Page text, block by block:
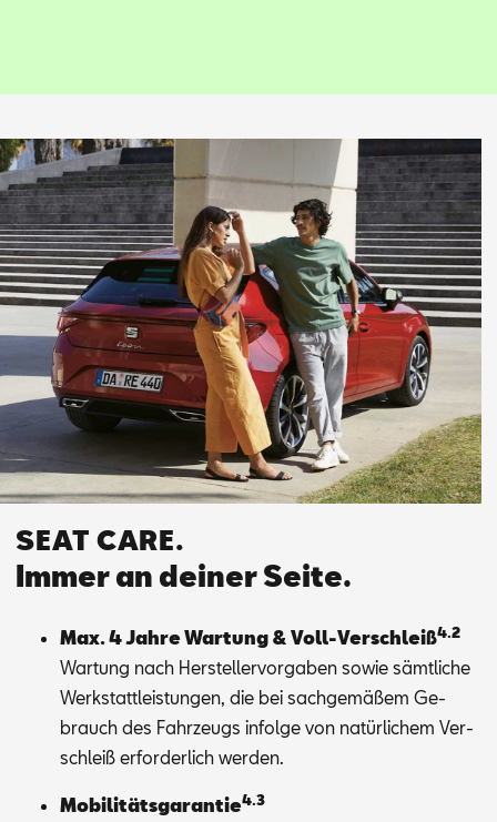
SEAT CARE.
Immer an deiner Seite.
Max. 4 Jah­re War­tung & Voll-Ver­schleiß4.2
War­tung nach Her­stel­ler­vor­ga­ben so­wie sämt­li­che
Werk­statt­leis­tun­gen, die bei sach­ge­mä­ßem Ge­
brauch des Fahr­zeugs in­fol­ge von na­tür­li­chem Ver­
schleiß er­for­der­lich wer­den.
Mo­bi­li­täts­ga­ran­tie4.3